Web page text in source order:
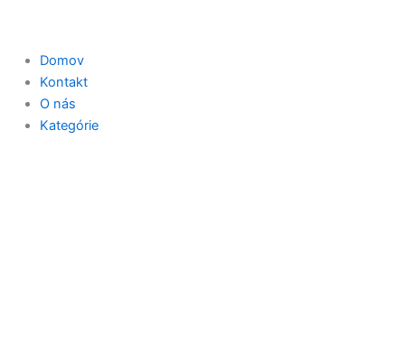
Domov
Kontakt
O nás
Kategórie